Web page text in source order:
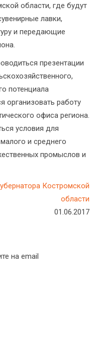
области, где будут
лавки,
и передающие
презентации
потенциала
организовать работу
офиса региона.
условия для
и среднего
промыслов и
Костромской
области
01.06.2017
на email